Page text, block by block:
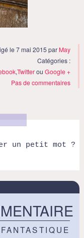
le 7 mai 2015 par May
Catégories :
,TwitterouGoogle +
Pas de commentaires
un petit mot ?